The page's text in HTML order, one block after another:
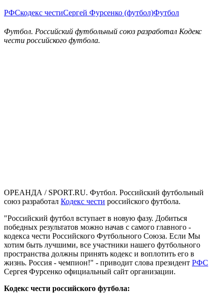
РФСкодекс честиСергей Фурсенко (футбол)Футбол
Футбол. Российский футбольный союз разработал Кодекс
чести российского футбола.
ОРЕАНДА / SPORT.RU. Футбол. Российский футбольный
союз разработал Кодекс чести российского футбола.
"Российский футбол вступает в новую фазу. Добиться
победных результатов можно начав с самого главного -
кодекса чести Российского Футбольного Союза. Если Мы
хотим быть лучшими, все участники нашего футбольного
пространства должны принять кодекс и воплотить его в
жизнь. Россия - чемпион!" - приводит слова президент РФС
Сергея Фурсенко официальный сайт организации.
Кодекс чести российского футбола: